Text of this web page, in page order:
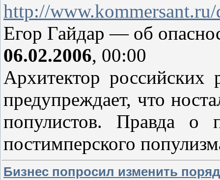
http://
Егор Гайдар — об
06.02.2006, 00:00
Архитектор
предупреждает, что
популистов. Правда о
постимперского
Бизнес попросил изменить